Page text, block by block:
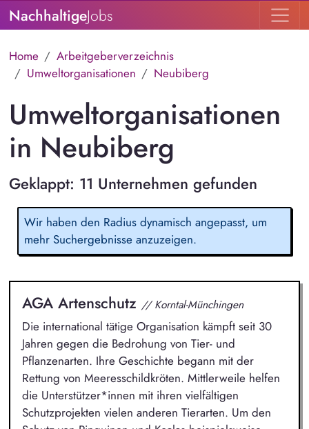
NachhaltigeJobs
Home
Arbeitgeberverzeichnis
Umweltorganisationen
Neubiberg
Umweltorganisationen
in Neubiberg
Geklappt: 11 Unternehmen gefunden
Wir haben den Radius dynamisch angepasst, um
mehr Suchergebnisse anzuzeigen.
AGA Artenschutz // Korntal-Münchingen
Die international tätige Organisation kämpft seit 30
Jahren gegen die Bedrohung von Tier- und
Pflanzenarten. Ihre Geschichte begann mit der
Rettung von Meeresschildkröten. Mittlerweile helfen
die Unterstützer*innen mit ihren vielfältigen
Schutzprojekten vielen anderen Tierarten. Um den